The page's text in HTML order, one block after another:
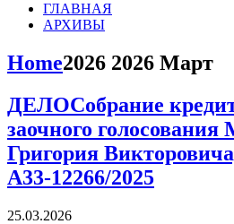
ГЛАВНАЯ
АРХИВЫ
Home2026 2026 Март
ДЕЛОСобрание
заочного голосования
Григория
А33-12266/2025
25.03.2026